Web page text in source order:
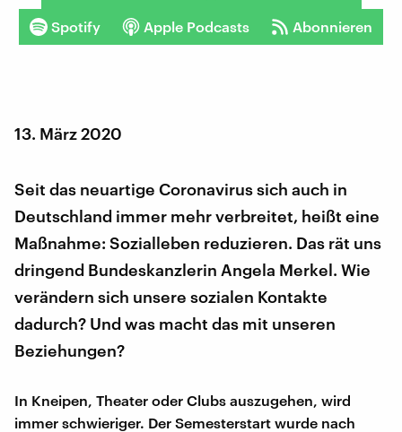
Spotify Apple Podcasts Abonnieren
13. März 2020
Seit das neuartige Coronavirus sich auch in
Deutschland immer mehr verbreitet, heißt eine
Maßnahme: Sozialleben reduzieren. Das rät uns
dringend Bundeskanzlerin Angela Merkel. Wie
verändern sich unsere sozialen Kontakte
dadurch? Und was macht das mit unseren
Beziehungen?
In Kneipen, Theater oder Clubs auszugehen, wird
immer schwieriger. Der Semesterstart wurde nach